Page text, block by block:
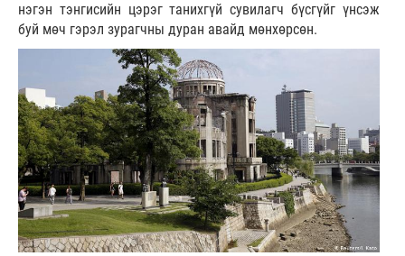
нэгэн тэнгисийн цэрэг танихгүй сувилагч бүсгүйг үнсэж
буй мөч гэрэл зурагчны дуран авайд мөнхөрсөн.